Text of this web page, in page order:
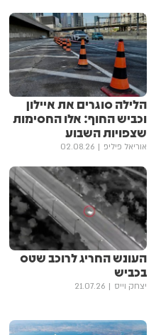
הלילה סוגרים את איילון
וכביש החוף: אלו החסימות
שצפויות השבוע
אוריאל פיליפ 02.08.26
העונש החריג לרוכב שטס
בכביש
יצחק וייס 21.07.26